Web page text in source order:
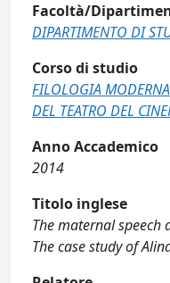
Facoltà/
DIPARTIMENTO DI
Corso di studio
FILOLOGIA
DEL TEATRO DEL
Anno Accademico
2014
Titolo inglese
The maternal speech
The case study of